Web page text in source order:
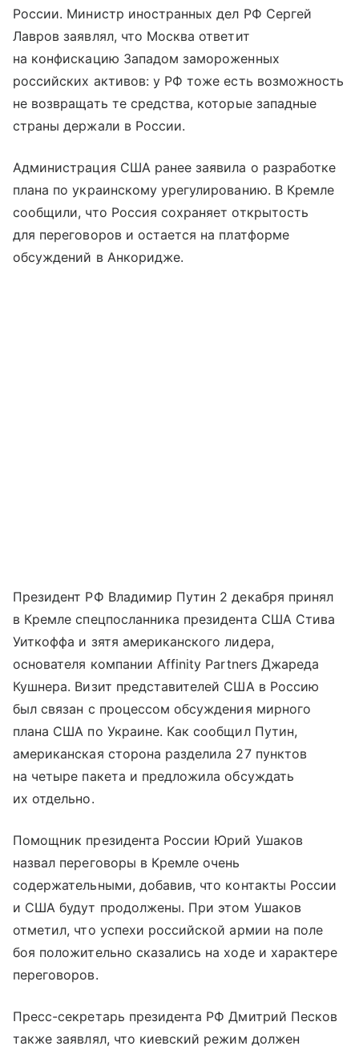
России. Министр иностранных дел РФ Сергей
Лавров заявлял, что Москва ответит
на конфискацию Западом замороженных
российских активов: у РФ тоже есть возможность
не возвращать те средства, которые западные
страны держали в России.
Администрация США ранее заявила о разработке
плана по украинскому урегулированию. В Кремле
сообщили, что Россия сохраняет открытость
для переговоров и остается на платформе
обсуждений в Анкоридже.
Президент РФ Владимир Путин 2 декабря принял
в Кремле спецпосланника президента США Стива
Уиткоффа и зятя американского лидера,
основателя компании Affinity Partners Джареда
Кушнера. Визит представителей США в Россию
был связан с процессом обсуждения мирного
плана США по Украине. Как сообщил Путин,
американская сторона разделила 27 пунктов
на четыре пакета и предложила обсуждать
их отдельно.
Помощник президента России Юрий Ушаков
назвал переговоры в Кремле очень
содержательными, добавив, что контакты России
и США будут продолжены. При этом Ушаков
отметил, что успехи российской армии на поле
боя положительно сказались на ходе и характере
переговоров.
Пресс-секретарь президента РФ Дмитрий Песков
также заявлял, что киевский режим должен